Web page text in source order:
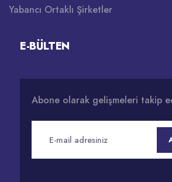
Yabancı Ortaklı Şirketler
E-BÜLTEN
Abone olarak gelişmeleri takip